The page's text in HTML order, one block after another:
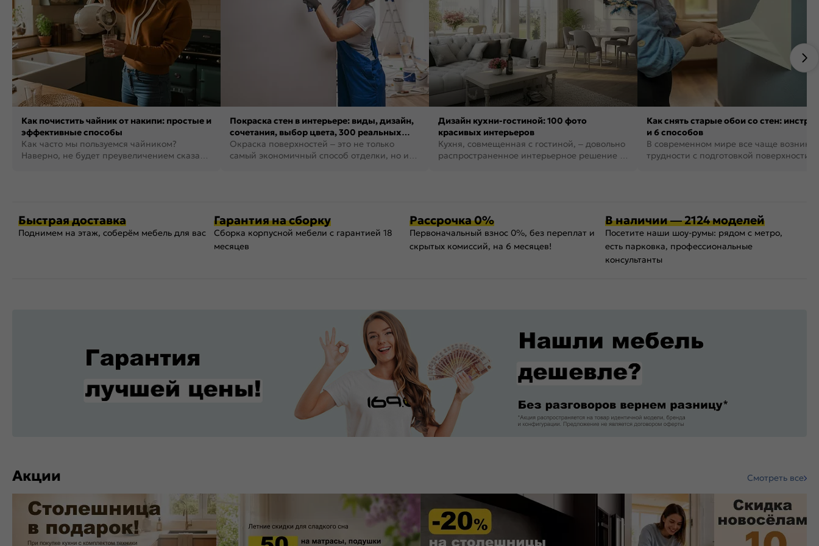
Как почистить чайник от накипи: простые и
эффективные способы
Как часто мы пользуемся чайником?
Наверно, не будет преувеличением сказать,
Покраска стен в интерьере: виды, дизайн,
сочетания, выбор цвета, 300 реальных
фото
Окраска поверхностей – это не только
самый экономичный способ отделки, но и
Дизайн кухни-гостиной: 100 фото
красивых интерьеров
Кухня, совмещенная с гостиной, – довольно
распространенное интерьерное решение в
Как снять старые обои со стен:
и 6 способов
В современном мире все чаще
трудности с подготовкой поверхности
Быстрая доставка
Поднимем на этаж, соберём мебель для вас
Гарантия на сборку
Сборка корпусной мебели с гарантией 18
месяцев
Рассрочка 0%
Первоначальный взнос 0%, без переплат и
скрытых комиссий, на 6 месяцев!
В наличии — 2124 моделей
Посетите наши шоу-румы: рядом с метро,
есть парковка, профессиональные
консультанты
Акции Смотреть все